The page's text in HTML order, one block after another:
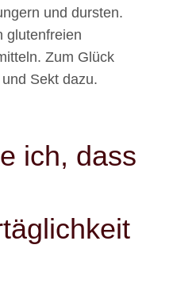
und dursten.
glutenfreien
Zum Glück
Sekt dazu.
ich, dass